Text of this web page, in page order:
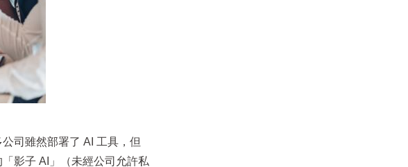
司雖然部署了 AI 工具，但
影子 AI」（未經公司允許私